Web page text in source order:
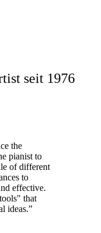
seit 1976
the
pianist to
of different
to
effective.
that
ideas.”